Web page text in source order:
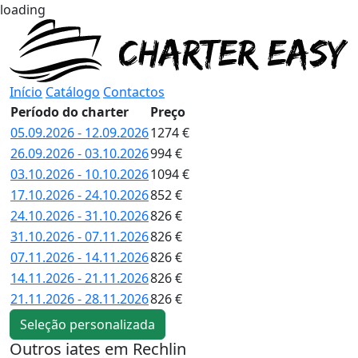
loading
Início Catálogo Contactos
Período do charter
Preço
05.09.2026 - 12.09.20261274 €
26.09.2026 - 03.10.2026994 €
03.10.2026 - 10.10.20261094 €
17.10.2026 - 24.10.2026852 €
24.10.2026 - 31.10.2026826 €
31.10.2026 - 07.11.2026826 €
07.11.2026 - 14.11.2026826 €
14.11.2026 - 21.11.2026826 €
21.11.2026 - 28.11.2026826 €
Seleção personalizada
Outros iates em Rechlin